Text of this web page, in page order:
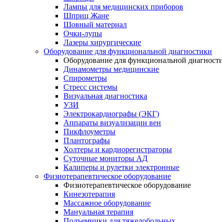
Лампы для медицинских приборов
Шприц Жане
Шовный материал
Очки-лупы
Лазеры хирургические
Оборудование для функциональной диагностики
Оборудование для функциональной
Динамометры медицинские
Спирометры
Стресс системы
Визуальная диагностика
УЗИ
Электрокардиографы (ЭКГ)
Аппараты визуализации вен
Пикфлоуметры
Плантографы
Холтеры и кардиорегистраторы
Суточные мониторы АД
Калиперы и рулетки электронные
Физиотерапевтическое оборудование
Физиотерапевтическое оборудование
Кинезотерапия
Массажное оборудование
Мануальная терапия